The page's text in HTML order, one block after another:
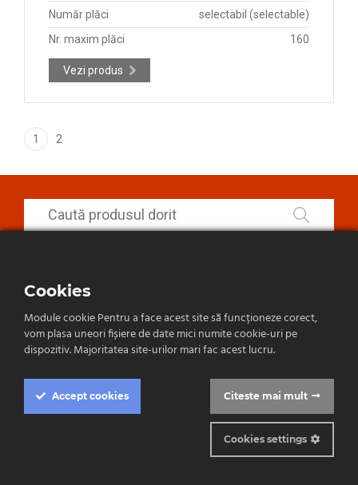
Număr plăci
selectabil (selectable)
Nr. maxim plăci
160
Vezi produs
1 2
CLIMATIZARE
Cookies
Module cookie Pentru a face acest site să funcționeze corect,
vom plasa uneori fișiere de date mici numite cookie-uri pe
dispozitiv. Majoritatea site-urilor mari fac acest lucru.
Accept cookies Citeste mai mult
Cookies settings